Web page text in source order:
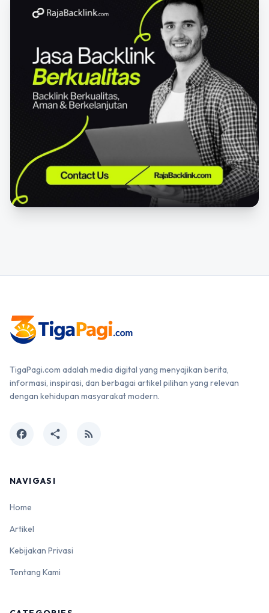
TigaPagi.com adalah media digital yang menyajikan berita,
informasi, inspirasi, dan berbagai artikel pilihan yang relevan
dengan kehidupan masyarakat modern.
facebook share rss_feed
NAVIGASI
Home
Artikel
Kebijakan Privasi
Tentang Kami